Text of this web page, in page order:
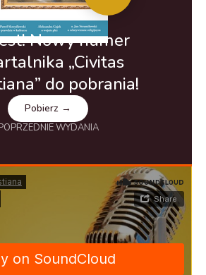
Nowy numer
„Civitas
do pobrania!
Pobierz →
WYDANIA